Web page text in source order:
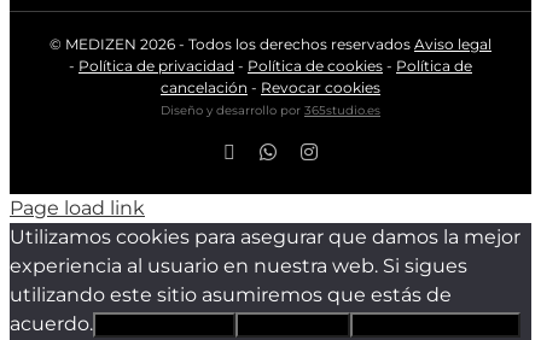
© MEDIZEN 2026 - Todos los derechos reservados Aviso legal
- Política de privacidad - Política de cookies - Política de
cancelación - Revocar cookies
Diseño y desarrollo por 365studio.es
FacebookWhatsAppInstagram
Page load link
Utilizamos cookies para asegurar que damos la mejor
experiencia al usuario en nuestra web. Si sigues
utilizando este sitio asumiremos que estás de
acuerdo.